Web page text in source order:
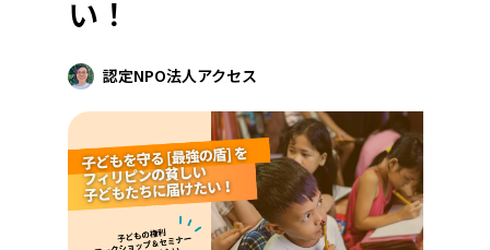
中国
四国
九州・沖縄
地域からさがす
北海道 青森 岩手 宮城
茨城 栃木 群馬 埼玉 千葉 東京
富山 石川 福井 山梨 長野
い！
認定NPO法人アクセス